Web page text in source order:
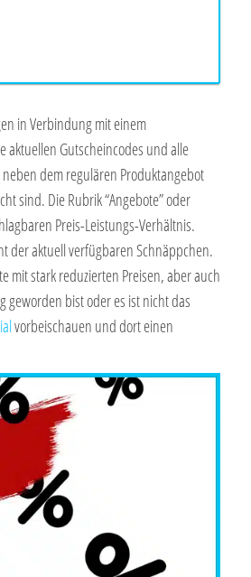
in Verbindung mit einem
aktuellen Gutscheincodes und alle
dem regulären Produktangebot
sind. Die Rubrik “Angebote” oder
Preis-Leistungs-Verhältnis.
der aktuell verfügbaren Schnäppchen.
mit stark reduzierten Preisen, aber auch
geworden bist oder es ist nicht das
vorbeischauen und dort einen